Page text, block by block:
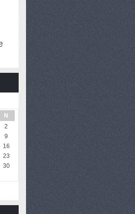
N
2
9
16
23
30